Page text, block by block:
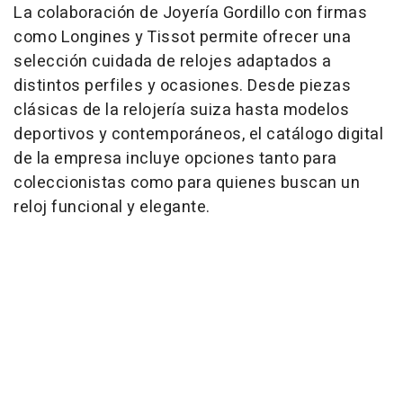
La colaboración de Joyería Gordillo con firmas
como Longines y Tissot permite ofrecer una
selección cuidada de relojes adaptados a
distintos perfiles y ocasiones. Desde piezas
clásicas de la relojería suiza hasta modelos
deportivos y contemporáneos, el catálogo digital
de la empresa incluye opciones tanto para
coleccionistas como para quienes buscan un
reloj funcional y elegante.